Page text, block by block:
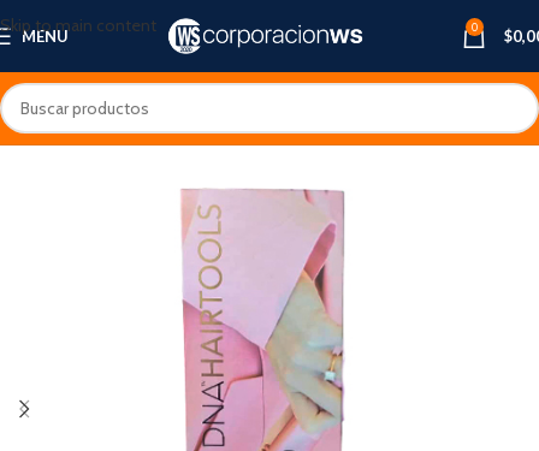
Skip to main content
MENU 0 $